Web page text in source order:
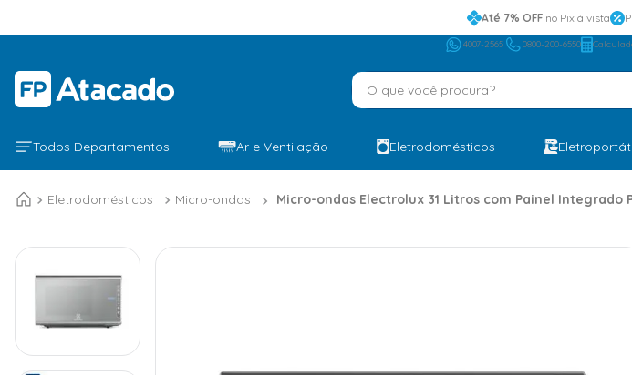
Até 7% OFFno Pix à vista
4007-2565 0800-200-6550
O que você procura?
Todos Departamentos Ar e Ventilação Eletrodomésticos
Eletrodomésticos Micro-ondas Micro-ondas Electrolux 31 Litros com Painel Integrado